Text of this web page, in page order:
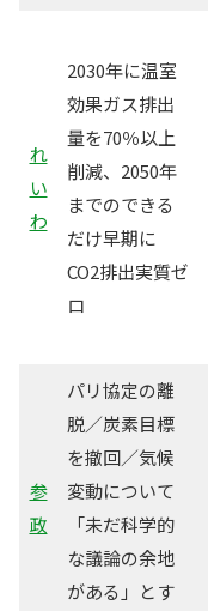
れ
い
わ
2030年に温室
効果ガス排出
量を70％以上
削減、2050年
までのできる
だけ早期に
CO2排出実質ゼ
ロ
参
政
パリ協定の離
脱／炭素目標
を撤回／気候
変動について
「未だ科学的
な議論の余地
がある」とす